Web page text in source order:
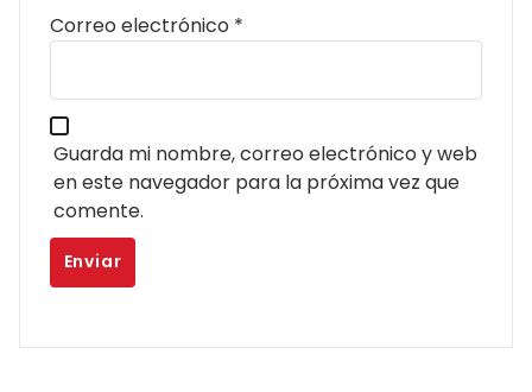
Correo electrónico *
Guarda mi nombre, correo electrónico y web
en este navegador para la próxima vez que
comente.